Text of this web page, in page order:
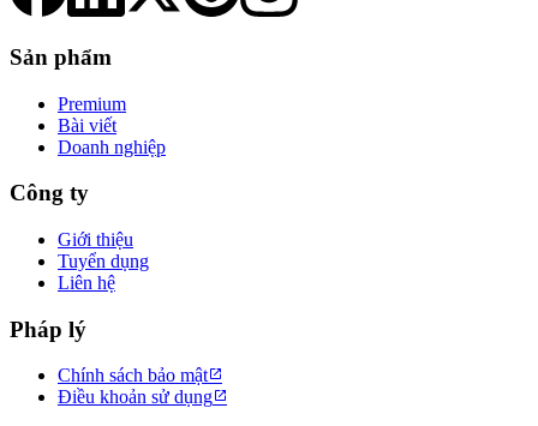
Sản phẩm
Premium
Bài viết
Doanh nghiệp
Công ty
Giới thiệu
Tuyển dụng
Liên hệ
Pháp lý
Chính sách bảo mật
Điều khoản sử dụng